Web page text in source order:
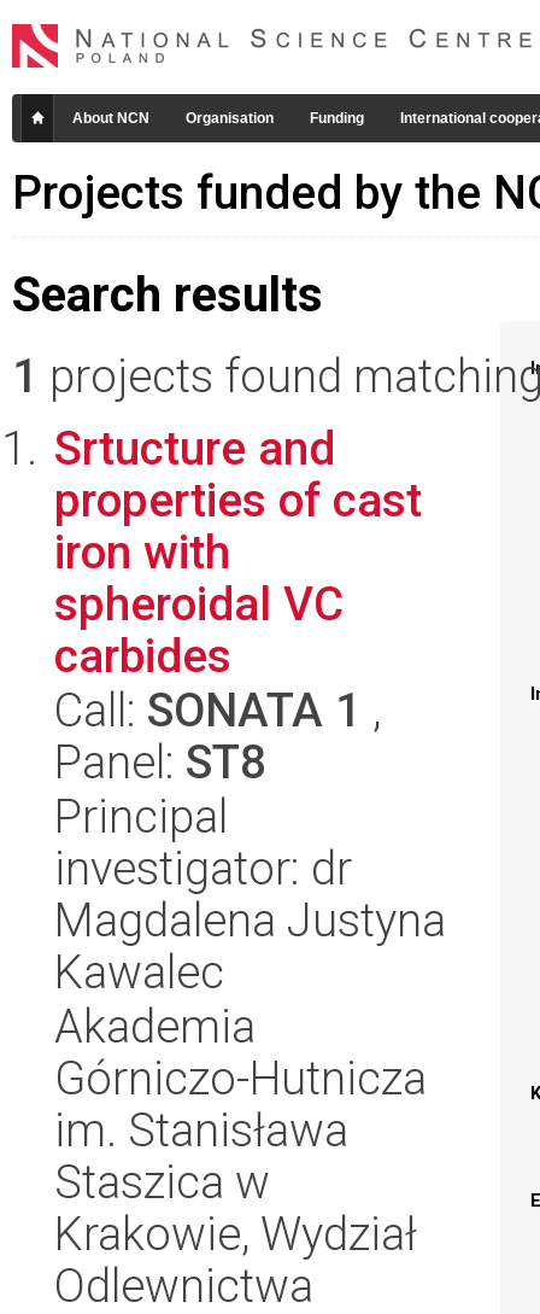
About NCN Organisation Funding International
Projects funded by the
Search results
1 projects found
Srtucture and
properties of cast
iron with
spheroidal VC
carbides
Call: SONATA 1 ,
Panel: ST8
Principal
investigator: dr
Magdalena Justyna
Kawalec
Akademia
Górniczo-Hutnicza
im. Stanisława
Staszica w
Krakowie, Wydział
Odlewnictwa